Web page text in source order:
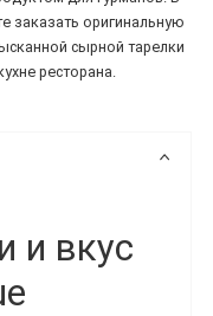
заказать оригинальную
сырной тарелки
ресторана.
и вкус